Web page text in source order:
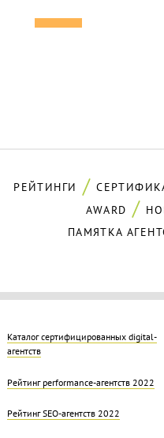
РЕЙТИНГИ
AWARD
ПАМЯТКА
Каталог сертифицированных digital-
агентств
Рейтинг performance-агентств 2022
Рейтинг SEO-агентств 2022